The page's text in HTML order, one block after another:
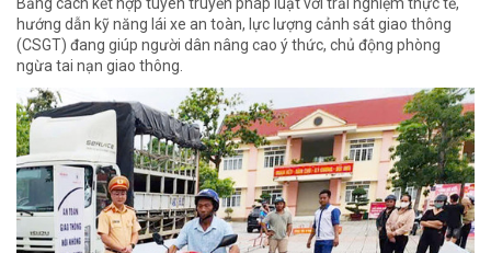
hướng dẫn kỹ năng lái xe an toàn, lực lượng cảnh sát giao thông
(CSGT) đang giúp người dân nâng cao ý thức, chủ động phòng
ngừa tai nạn giao thông.